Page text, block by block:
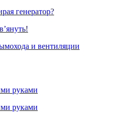
генератор?
и вентиляции
руками
руками